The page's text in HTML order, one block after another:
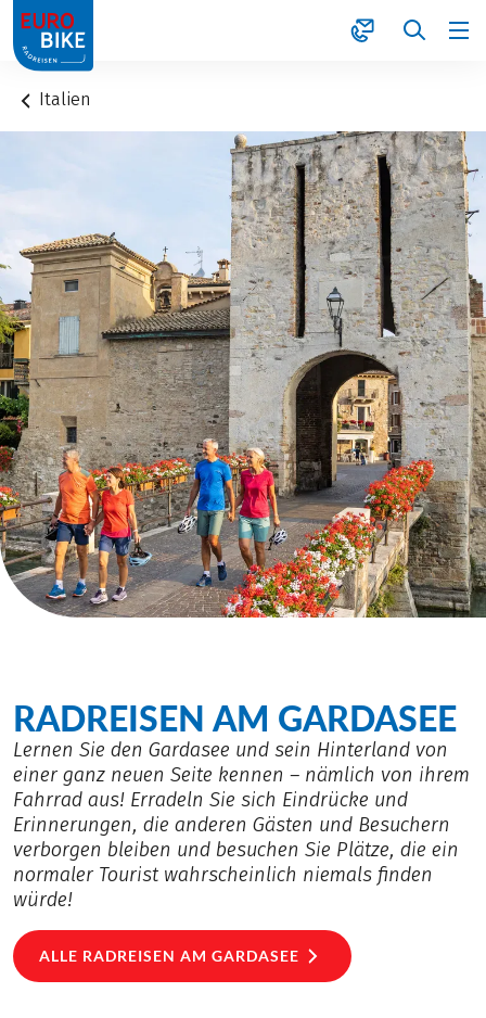
1
Italien
RADREISEN AM GARDASEE
Lernen Sie den Gardasee und sein Hinterland von
einer ganz neuen Seite kennen – nämlich von ihrem
Fahrrad aus! Erradeln Sie sich Eindrücke und
Erinnerungen, die anderen Gästen und Besuchern
verborgen bleiben und besuchen Sie Plätze, die ein
normaler Tourist wahrscheinlich niemals finden
würde!
ALLE RADREISEN AM GARDASEE